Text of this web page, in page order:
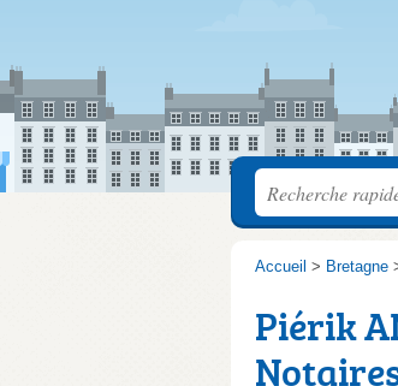
Accueil > Bretagne
Piérik